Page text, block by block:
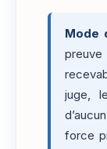
Mode
juge,
force